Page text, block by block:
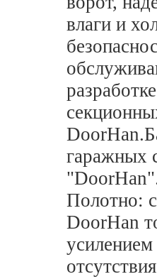
влаги и
гаражных
Полотно:
DoorHan
усилением